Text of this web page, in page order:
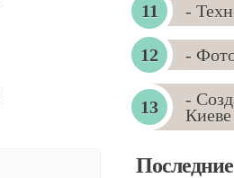
-
-
-
Киеве